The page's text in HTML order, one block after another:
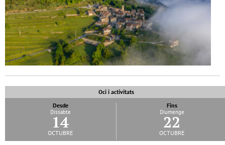
Oci i activitats
Desde
Dissabte
14
octubre
Fins
Diumenge
22
octubre